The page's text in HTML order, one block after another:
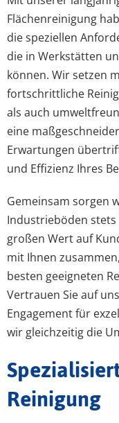
Flächenreinigung
die speziellen
die in Werkstätten
können. Wir setzen
fortschrittliche
als auch
eine
Erwartungen
und Effizienz Ihres
Gemeinsam sorgen
Industrieböden stets
großen Wert auf
mit Ihnen
besten geeigneten
Vertrauen Sie auf
Engagement für
wir gleichzeitig die
Reinigung